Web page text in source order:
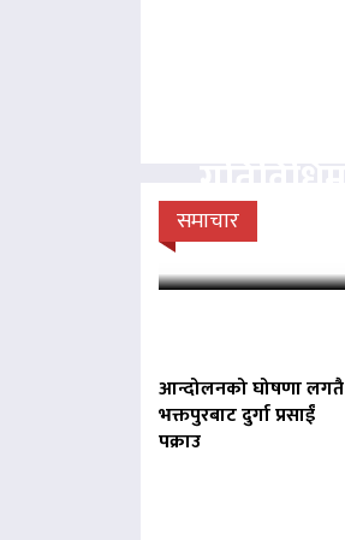
समाचार
आन्दोलनको घोषणा लगतै
भक्तपुरबाट दुर्गा प्रसाईं
पक्राउ